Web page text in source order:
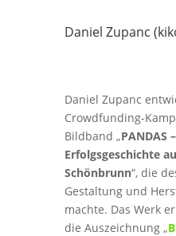
Daniel Zupanc
Daniel Zupanc
Crowdfunding-
Bildband „PANDAS
Erfolgsgeschichte
Schönbrunn“, die
Gestaltung und
machte. Das Werk
die Auszeichnung „